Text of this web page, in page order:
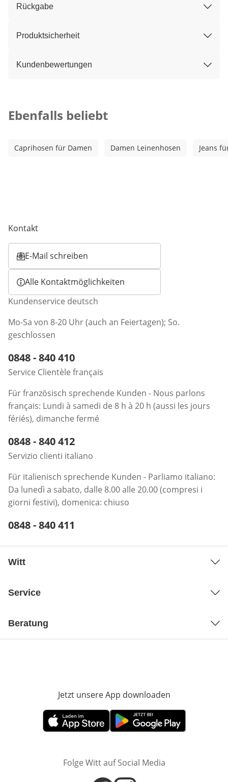
Rückgabe
Produktsicherheit
Kundenbewertungen
Ebenfalls beliebt
Caprihosen für Damen Damen Leinenhosen Jeans
Kontakt
E-Mail schreiben
Öffnet E-Mail-Client
Alle Kontaktmöglichkeiten
Kundenservice deutsch
Mo-Sa von 8-20 Uhr (auch an Feiertagen); So.
geschlossen
Telefonnummer:
0848 - 840 410
Service Clientèle français
Für französisch sprechende Kunden - Nous parlons
français: Lundi à samedi de 8 h à 20 h (aussi les jours
fériés), dimanche fermé
Telefonnummer:
0848 - 840 412
Servizio clienti italiano
Für italienisch sprechende Kunden - Parliamo italiano:
Da lunedì a sabato, dalle 8.00 alle 20.00 (compresi i
giorni festivi), domenica: chiuso
Telefonnummer:
0848 - 840 411
Witt
Service
Beratung
Jetzt unsere App downloaden
Öffnet in neuem FensterÖffnet in neuem Fenster
Folge Witt auf Social Media